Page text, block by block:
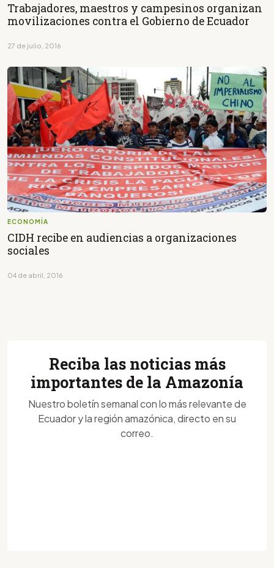
Trabajadores, maestros y campesinos organizan
movilizaciones contra el Gobierno de Ecuador
27 de julio, 2016
ECONOMÍA
CIDH recibe en audiencias a organizaciones
sociales
04 de abril, 2016
Reciba las noticias más
importantes de la Amazonía
Nuestro boletín semanal con lo más relevante de
Ecuador y la región amazónica, directo en su
correo.